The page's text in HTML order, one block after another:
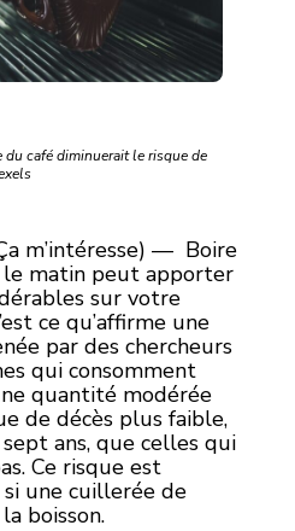
café diminuerait le risque de
m’intéresse) — Boire
le matin peut apporter
sur votre
ce qu’affirme une
par des chercheurs
qui consomment
quantité modérée
de décès plus faible,
ans, que celles qui
Ce risque est
une cuillerée de
boisson.